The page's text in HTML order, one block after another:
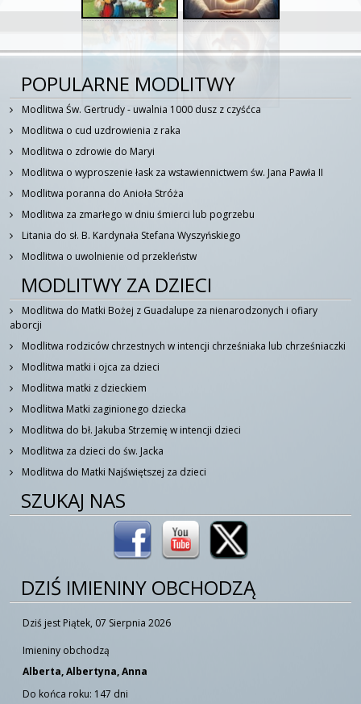
POPULARNE MODLITWY
Modlitwa Św. Gertrudy - uwalnia 1000 dusz z czyśćca
Modlitwa o cud uzdrowienia z raka
Modlitwa o zdrowie do Maryi
Modlitwa o wyproszenie łask za wstawiennictwem św. Jana Pawła II
Modlitwa poranna do Anioła Stróża
Modlitwa za zmarłego w dniu śmierci lub pogrzebu
Litania do sł. B. Kardynała Stefana Wyszyńskiego
Modlitwa o uwolnienie od przekleństw
MODLITWY ZA DZIECI
Modlitwa do Matki Bożej z Guadalupe za nienarodzonych i ofiary
aborcji
Modlitwa rodziców chrzestnych w intencji chrześniaka lub chrześniaczki
Modlitwa matki i ojca za dzieci
Modlitwa matki z dzieckiem
Modlitwa Matki zaginionego dziecka
Modlitwa do bł. Jakuba Strzemię w intencji dzieci
Modlitwa za dzieci do św. Jacka
Modlitwa do Matki Najświętszej za dzieci
SZUKAJ NAS
DZIŚ IMIENINY OBCHODZĄ
Dziś jest Piątek, 07 Sierpnia 2026
Imieniny obchodzą
Alberta, Albertyna, Anna
Do końca roku: 147 dni